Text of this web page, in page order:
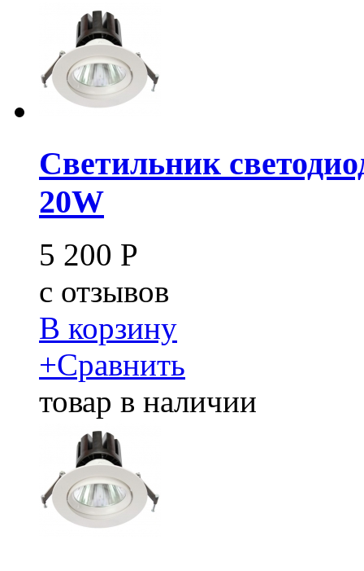
Светильник
20W
5 200 Р
c отзывов
В корзину
+Сравнить
товар в наличии